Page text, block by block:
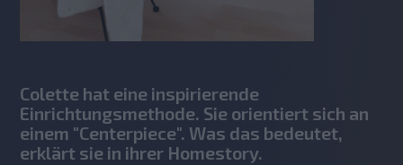
Colette hat eine inspirierende
Einrichtungsmethode. Sie orientiert sich an
einem "Centerpiece". Was das bedeutet,
erklärt sie in ihrer Homestory.